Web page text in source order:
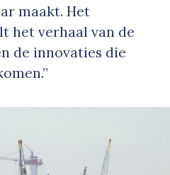
maakt. Het
het verhaal van de
de innovaties die